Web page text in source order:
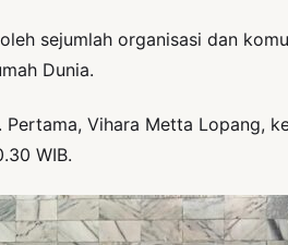
sejumlah organisasi dan
Dunia.
Vihara Metta Lopang,
WIB.